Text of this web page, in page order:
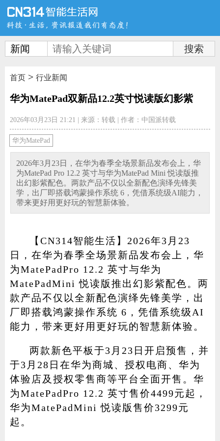
首页
导购
图赏 游记
家电 技巧
登录 注册
新闻
首页> 行业新闻
华为MatePad双新品12.2英寸悦读版幻影紫
2026年03月23日 21:21 | 来源：转载 | 作者：中国派转载
华为MatePad
2026年3月23日，在华为春季全场景新品发布会上，华
为MatePad Pro 12.2 英寸与华为MatePad Mini 悦读版推
出幻影紫配色。两款产品不仅以全新配色演绎先锋美
学，出厂即搭载鸿蒙操作系统 6，凭借系统级AI能力，
带来更好用更好玩的智慧新体验。
【CN314智能生活】2026年3月23
日，在华为春季全场景新品发布会上，华
为MatePadPro 12.2 英寸与华为
MatePadMini 悦读版推出幻影紫配色。两
款产品不仅以全新配色演绎先锋美学，出
厂即搭载鸿蒙操作系统 6，凭借系统级AI
能力，带来更好用更好玩的智慧新体验。
两款新色平板于3月23日开启预售，并
于3月28日在华为商城、授权电商、华为
体验店及授权零售商等平台全面开售。华
为MatePadPro 12.2 英寸售价4499元起，
华为MatePadMini 悦读版售价3299元
起。